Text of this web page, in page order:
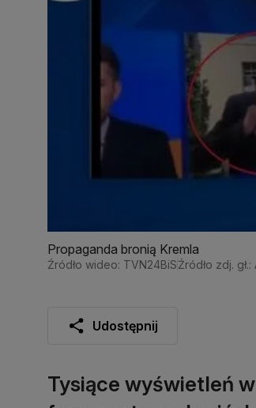
Propaganda bronią Kremla
Źródło wideo: TVN24BiSŹródło zdj. gł.:
Udostępnij
Tysiące wyświetleń